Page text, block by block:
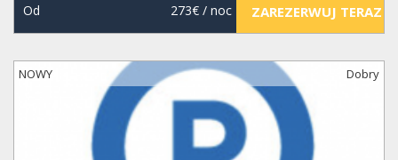
Od 273€/ noc ZAREZERWUJ TERAZ
NOWY Dobry